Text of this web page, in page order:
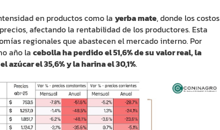
en productos como la yerba mate, donde los costos
afectando la rentabilidad de los productores. Esta
regionales que abastecen el mercado interno. Por
año la cebolla ha perdido el 51,6% de su valor real, la
azúcar el 35,6% y la harina el 30,1%.